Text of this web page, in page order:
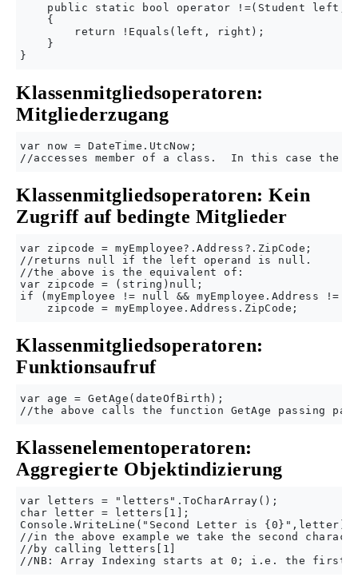
public static bool operator !=(Student left,
    {
        return !Equals(left, right);
    }
Klassenmitgliedsoperatoren:
Mitgliederzugang
var now = DateTime.UtcNow;
Klassenmitgliedsoperatoren: Kein
Zugriff auf bedingte Mitglieder
var zipcode = myEmployee?.Address?.ZipCode;
//returns null if the left operand is null.
//the above is the equivalent of:
var zipcode = (string)null;
if (myEmployee != null && myEmployee.Address !=
Klassenmitgliedsoperatoren:
Funktionsaufruf
var age = GetAge(dateOfBirth);
Klassenelementoperatoren:
Aggregierte Objektindizierung
var letters = "letters".ToCharArray();
char letter = letters[1];
Console.WriteLine("Second Letter is {0}",letter);
//in the above example we take the second
//by calling letters[1]